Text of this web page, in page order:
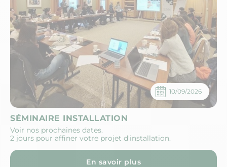
10/09/2026
SÉMINAIRE INSTALLATION
Voir nos prochaines dates.
2 jours pour affiner votre projet d'installation.
En savoir plus